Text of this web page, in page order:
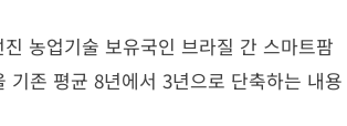
농업기술 보유국인 브라질 간 스마트팜
존 평균 8년에서 3년으로 단축하는 내용